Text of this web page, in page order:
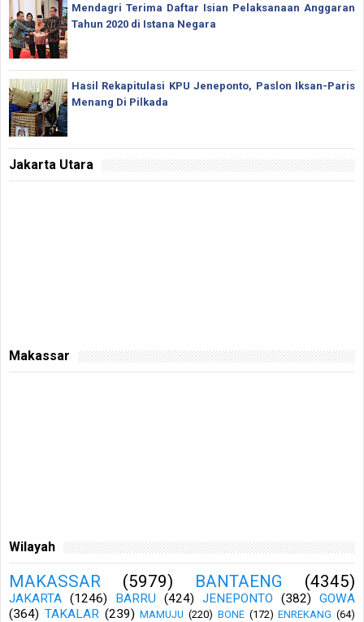
Mendagri Terima Daftar Isian Pelaksanaan Anggaran
Tahun 2020 di Istana Negara
Hasil Rekapitulasi KPU Jeneponto, Paslon Iksan-Paris
Menang Di Pilkada
Jakarta Utara
Makassar
Wilayah
MAKASSAR (5979) BANTAENG (4345)
JAKARTA (1246) BARRU (424) JENEPONTO (382)
GOWA
(364) TAKALAR (239) MAMUJU (220) BONE (172) ENREKANG (64)